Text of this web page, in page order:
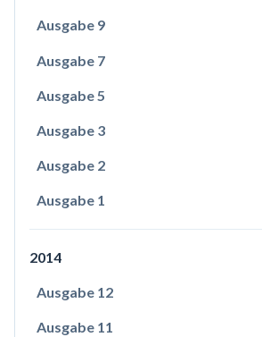
Ausgabe 9
Ausgabe 7
Ausgabe 5
Ausgabe 3
Ausgabe 2
Ausgabe 1
2014
Ausgabe 12
Ausgabe 11